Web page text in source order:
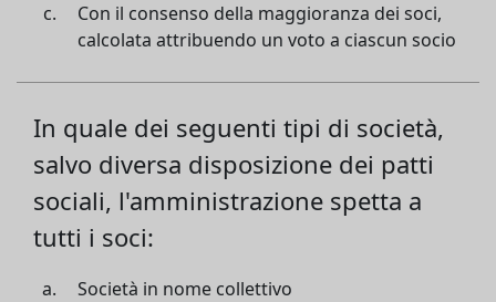
Con il consenso della maggioranza dei soci,
calcolata attribuendo un voto a ciascun socio
In quale dei seguenti tipi di società,
salvo diversa disposizione dei patti
sociali, l'amministrazione spetta a
tutti i soci:
Società in nome collettivo